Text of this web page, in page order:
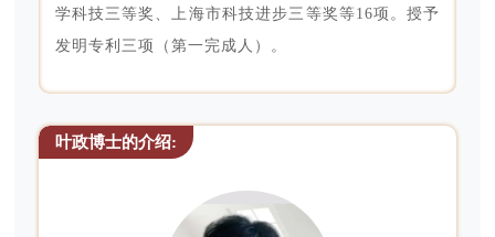
学科技三等奖、上海市科技进步三等奖等16项。授予
发明专利三项（第一完成人）。
叶政博士的介绍: